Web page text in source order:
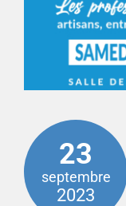
23
septembre
2023